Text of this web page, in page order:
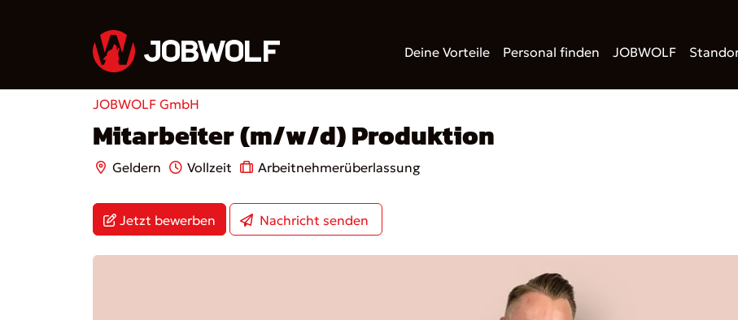
Deine Vorteile Personal finden JOBWOLF
JOBWOLF GmbH
Mitarbeiter (m/w/d) Produktion
Geldern Vollzeit Arbeitnehmerüberlassung
Jetzt bewerben Nachricht senden